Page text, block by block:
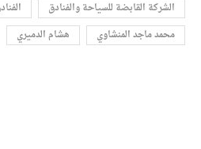
الشركة القابضة للسياحة والفنادق
محمد ماجد المنشاوي
هشام الدميري